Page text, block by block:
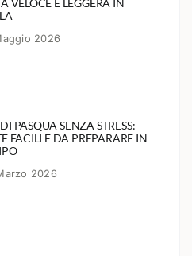
2026
PASQUA SENZA STRESS:
FACILI E DA PREPARARE IN
2026